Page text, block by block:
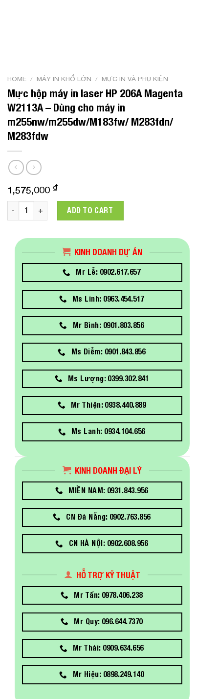
HOME / MÁY IN KHỔ LỚN / MỰC IN VÀ PHỤ KIỆN
Mực hộp máy in laser HP 206A Magenta
W2113A – Dùng cho máy in
m255nw/m255dw/M183fw/ M283fdn/
M283fdw
1,575,000 ₫
Mực hộp máy in laser HP 206A Magenta W2113A - Dùng
ADD TO CART
KINH DOANH DỰ ÁN
Mr Lễ: 0902.617.657
Ms Linh: 0963.454.517
Mr Bình: 0901.803.856
Ms Diễm: 0901.843.856
Ms Lượng: 0399.302.841
Mr Thiện: 0938.440.889
Ms Lanh: 0934.104.656
KINH DOANH ĐẠI LÝ
MIỀN NAM: 0931.843.956
CN Đà Nẵng: 0902.763.856
CN HÀ NỘI: 0902.608.956
HỖ TRỢ KỸ THUẬT
Mr Tấn: 0978.406.238
Mr Quy: 096.644.7370
Mr Thái: 0909.634.656
Mr Hiệu: 0898.249.140